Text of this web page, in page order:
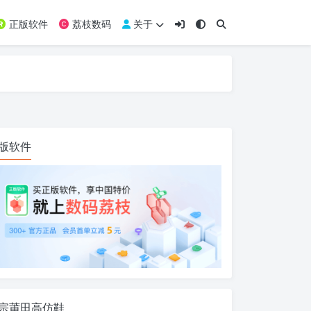
正版软件 荔枝数码 关于
软件
莆田高仿鞋